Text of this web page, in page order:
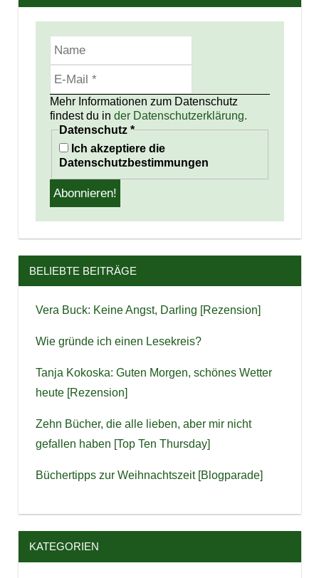
Mehr Informationen zum Datenschutz
findest du in der Datenschutzerklärung.
Datenschutz *
Ich akzeptiere die
Datenschutzbestimmungen
BELIEBTE BEITRÄGE
Vera Buck: Keine Angst, Darling [Rezension]
Wie gründe ich einen Lesekreis?
Tanja Kokoska: Guten Morgen, schönes Wetter
heute [Rezension]
Zehn Bücher, die alle lieben, aber mir nicht
gefallen haben [Top Ten Thursday]
Büchertipps zur Weihnachtszeit [Blogparade]
KATEGORIEN